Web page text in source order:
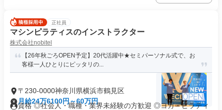
正社員
マシンピラティスのインストラクター
株式会社nobitel
【26年秋ごろOPEN予定】20代活躍中★セミパーソナル式で、お
客様一人ひとりにピッタリの...
〒230-0000神奈川県横浜市鶴見区
月給24万6100円～60万円
資格 ◎社会人・職種・業界未経験の方歓迎 ◎ヨガ・ピラティ